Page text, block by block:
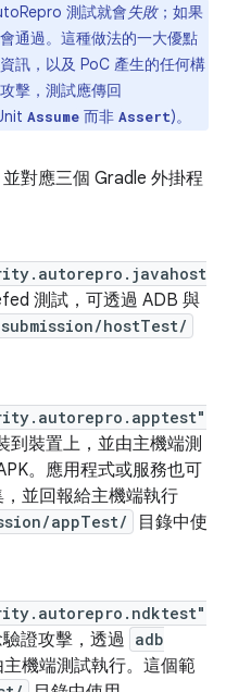
測試就會失敗；如果
通過。這種做法的一大優點
訊，以及 PoC 產生的任何構
擊，測試應傳回
Assume 而非 Assert)。
對應三個 Gradle 外掛程
測試，可透過 ADB 與
submission/hostTest/
到裝置上，並由主機端測
。應用程式或服務也可
並回報給主機端執行
appTest/
目錄中使
證攻擊，透過 adb
機端測試執行。這個範